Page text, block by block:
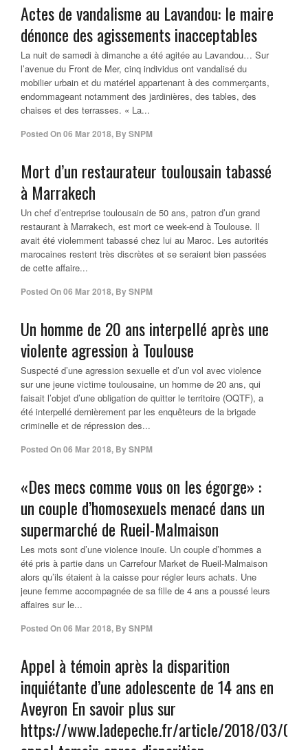
Actes de vandalisme au Lavandou: le maire
dénonce des agissements inacceptables
La nuit de samedi à dimanche a été agitée au Lavandou… Sur
l’avenue du Front de Mer, cinq individus ont vandalisé du
mobilier urbain et du matériel appartenant à des commerçants,
endommageant notamment des jardinières, des tables, des
chaises et des terrasses. « La...
Posted On06 Mar 2018, BySNPM
Mort d’un restaurateur toulousain tabassé
à Marrakech
Un chef d’entreprise toulousain de 50 ans, patron d’un grand
restaurant à Marrakech, est mort ce week-end à Toulouse. Il
avait été violemment tabassé chez lui au Maroc. Les autorités
marocaines restent très discrètes et se seraient bien passées
de cette affaire...
Posted On06 Mar 2018, BySNPM
Un homme de 20 ans interpellé après une
violente agression à Toulouse
Suspecté d’une agression sexuelle et d’un vol avec violence
sur une jeune victime toulousaine, un homme de 20 ans, qui
faisait l’objet d’une obligation de quitter le territoire (OQTF), a
été interpellé dernièrement par les enquêteurs de la brigade
criminelle et de répression des...
Posted On06 Mar 2018, BySNPM
«Des mecs comme vous on les égorge» :
un couple d’homosexuels menacé dans un
supermarché de Rueil-Malmaison
Les mots sont d’une violence inouïe. Un couple d’hommes a
été pris à partie dans un Carrefour Market de Rueil-Malmaison
alors qu’ils étaient à la caisse pour régler leurs achats. Une
jeune femme accompagnée de sa fille de 4 ans a poussé leurs
affaires sur le...
Posted On06 Mar 2018, BySNPM
Appel à témoin après la disparition
inquiétante d’une adolescente de 14 ans en
Aveyron En savoir plus sur
https://www.ladepeche.fr/article/2018/03/